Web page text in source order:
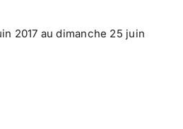
2017 au dimanche 25 juin